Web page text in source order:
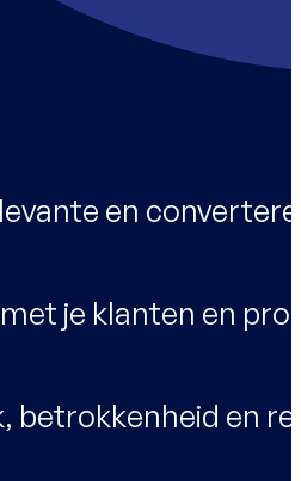
en
je klanten en
betrokkenheid en